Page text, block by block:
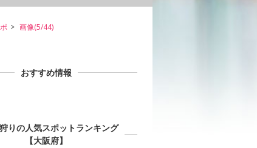
画像(5/44)
おすすめ情報
りの人気スポットランキング
【大阪府】